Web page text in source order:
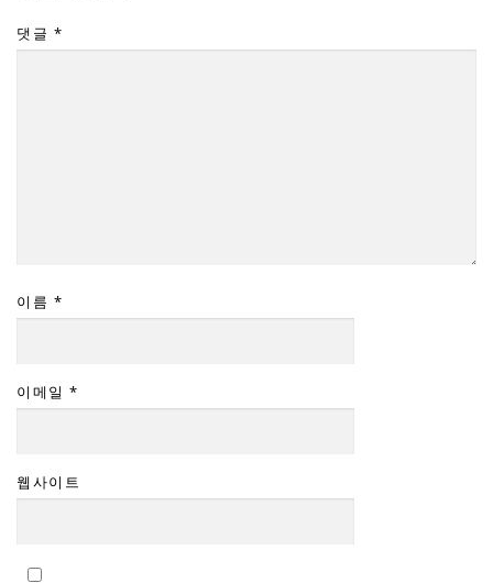
댓글 *
이름 *
이메일 *
웹사이트